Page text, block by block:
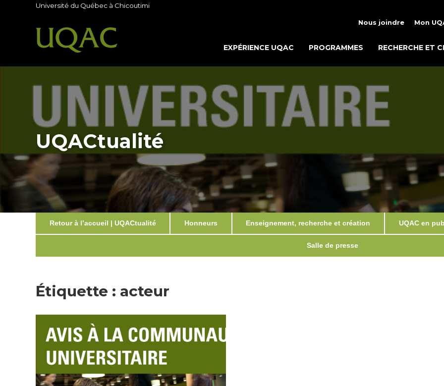
Université du Québec à Chicoutimi
Nous joindre Mon
EXPÉRIENCE UQAC PROGRAMMES RECHERCHE ET
UQACtualité
Retour à l’accueil | UQACtualité Honneurs Enseignement, recherche et création UQAC en
Salle de presse
Étiquette : acteur